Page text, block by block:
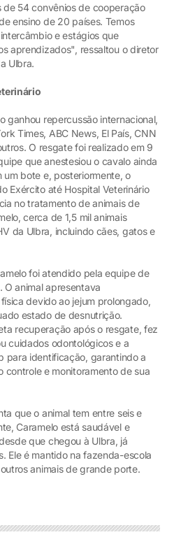
de 54 convênios de cooperação
ensino de 20 países. Temos
e estágios que
aprendizados", ressaltou o diretor
Ulbra.
ganhou repercussão internacional,
Times, ABC News, El País, CNN
O resgate foi realizado em 9
que anestesiou o cavalo ainda
bote e, posteriormente, o
Exército até Hospital Veterinário
no tratamento de animais de
cerca de 1,5 mil animais
da Ulbra, incluindo cães, gatos e
foi atendido pela equipe de
O animal apresentava
devido ao jejum prolongado,
estado de desnutrição.
recuperação após o resgate, fez
cuidados odontológicos e a
para identificação, garantindo a
controle e monitoramento de sua
que o animal tem entre seis e
Caramelo está saudável e
que chegou à Ulbra, já
Ele é mantido na fazenda-escola
outros animais de grande porte.